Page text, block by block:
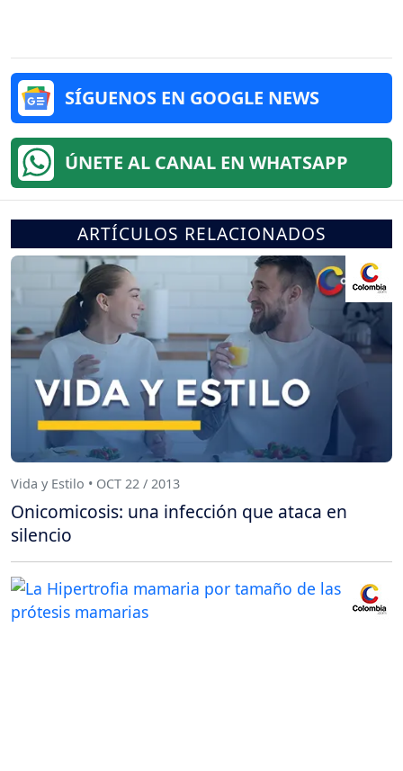
SÍGUENOS EN GOOGLE NEWS
ÚNETE AL CANAL EN WHATSAPP
ARTÍCULOS RELACIONADOS
Vida y Estilo • OCT 22 / 2013
Onicomicosis: una infección que ataca en
silencio